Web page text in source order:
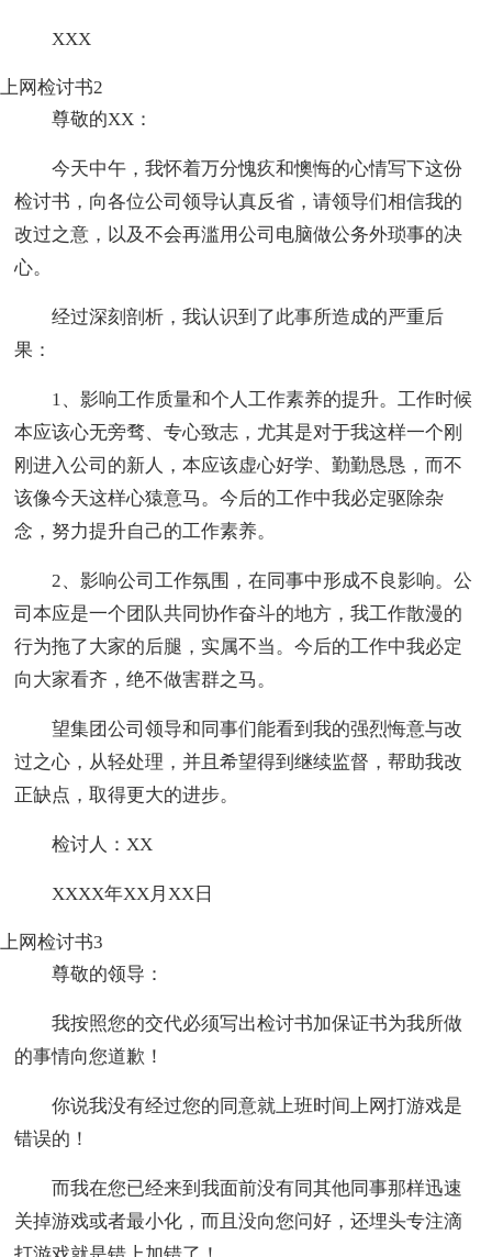
XXX
上网检讨书2
尊敬的XX：
今天中午，我怀着万分愧疚和懊悔的心情写下这份
检讨书，向各位公司领导认真反省，请领导们相信我的
改过之意，以及不会再滥用公司电脑做公务外琐事的决
心。
经过深刻剖析，我认识到了此事所造成的严重后
果：
1、影响工作质量和个人工作素养的提升。工作时候
本应该心无旁骛、专心致志，尤其是对于我这样一个刚
刚进入公司的新人，本应该虚心好学、勤勤恳恳，而不
该像今天这样心猿意马。今后的工作中我必定驱除杂
念，努力提升自己的工作素养。
2、影响公司工作氛围，在同事中形成不良影响。公
司本应是一个团队共同协作奋斗的地方，我工作散漫的
行为拖了大家的后腿，实属不当。今后的工作中我必定
向大家看齐，绝不做害群之马。
望集团公司领导和同事们能看到我的强烈悔意与改
过之心，从轻处理，并且希望得到继续监督，帮助我改
正缺点，取得更大的进步。
检讨人：XX
XXXX年XX月XX日
上网检讨书3
尊敬的领导：
我按照您的交代必须写出检讨书加保证书为我所做
的事情向您道歉！
你说我没有经过您的同意就上班时间上网打游戏是
错误的！
而我在您已经来到我面前没有同其他同事那样迅速
关掉游戏或者最小化，而且没向您问好，还埋头专注滴